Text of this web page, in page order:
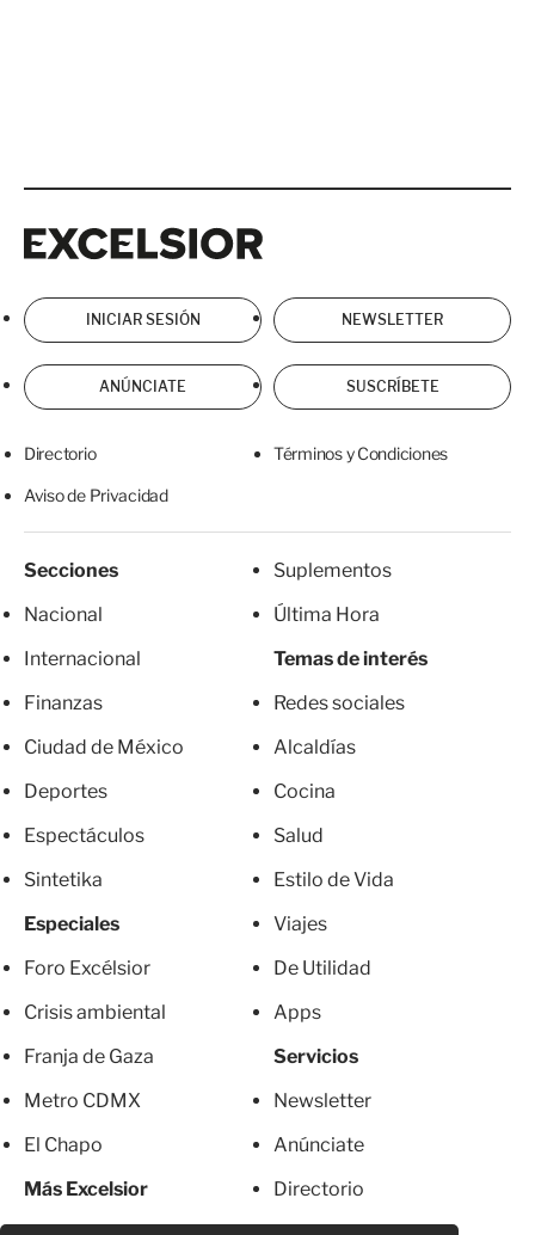
INICIAR SESIÓN NEWSLETTER
ANÚNCIATE SUSCRÍBETE
Directorio Términos y Condiciones
Aviso de Privacidad
Secciones
Nacional
Internacional
Finanzas
Ciudad de México
Deportes
Espectáculos
Sintetika
Especiales
Foro Excélsior
Crisis ambiental
Franja de Gaza
Metro CDMX
El Chapo
Más Excelsior
Suplementos
Última Hora
Temas de interés
Redes sociales
Alcaldías
Cocina
Salud
Estilo de Vida
Viajes
De Utilidad
Apps
Servicios
Newsletter
Anúnciate
Directorio